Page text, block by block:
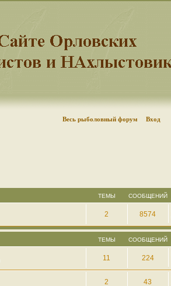
Весь рыболовный форум Вход
ТЕМЫ СООБЩЕНИЙ
2 8574
ТЕМЫ СООБЩЕНИЙ
11 224
2 43